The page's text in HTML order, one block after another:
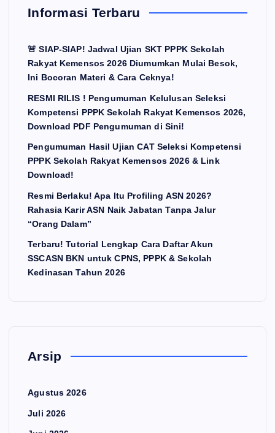
Informasi Terbaru
🚨 SIAP-SIAP! Jadwal Ujian SKT PPPK Sekolah
Rakyat Kemensos 2026 Diumumkan Mulai Besok,
Ini Bocoran Materi & Cara Ceknya!
RESMI RILIS ! Pengumuman Kelulusan Seleksi
Kompetensi PPPK Sekolah Rakyat Kemensos 2026,
Download PDF Pengumuman di Sini!
Pengumuman Hasil Ujian CAT Seleksi Kompetensi
PPPK Sekolah Rakyat Kemensos 2026 & Link
Download!
Resmi Berlaku! Apa Itu Profiling ASN 2026?
Rahasia Karir ASN Naik Jabatan Tanpa Jalur
“Orang Dalam”
Terbaru! Tutorial Lengkap Cara Daftar Akun
SSCASN BKN untuk CPNS, PPPK & Sekolah
Kedinasan Tahun 2026
Arsip
Agustus 2026
Juli 2026